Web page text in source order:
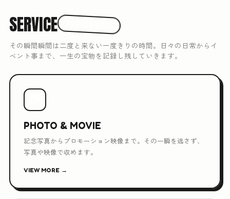
SERVICE
その瞬間瞬間は二度と来ない一度きりの時間。日々の日常からイ
ベント事まで、一生の宝物を記録し残していきます。
PHOTO & MOVIE
記念写真からプロモーション映像まで。その一瞬を逃さず、
写真や映像で収めます。
VIEW MORE →